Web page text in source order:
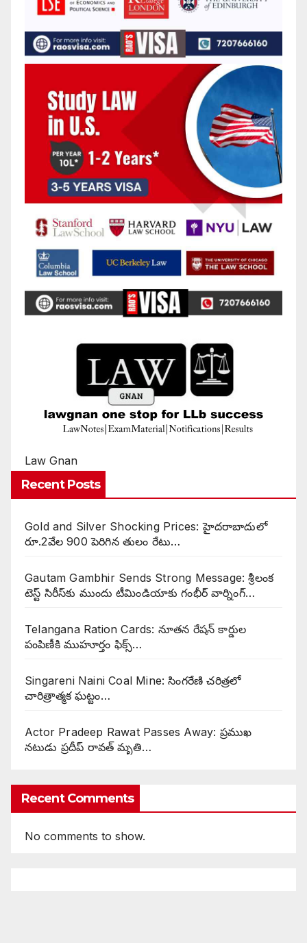
Law Gnan
Recent Posts
Gold and Silver Shocking Prices: హైదరాబాదులో
రూ.2వేల 900 పెరిగిన తులం రేటు…
Gautam Gambhir Sends Strong Message: శ్రీలంక
టెస్ట్ సిరీస్‌కు ముందు టీమిండియాకు గంభీర్ వార్నింగ్…
Telangana Ration Cards: నూతన రేషన్ కార్డుల
పంపిణీకి ముహూర్తం ఫిక్స్‌…
Singareni Naini Coal Mine: సింగరేణి చరిత్రలో
చారిత్రాత్మక ఘట్టం…
Actor Pradeep Rawat Passes Away: ప్రముఖ
నటుడు ప్రదీప్ రావత్ మృతి…
Recent Comments
No comments to show.